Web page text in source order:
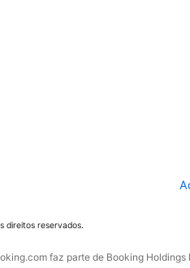
direitos reservados.
faz parte de Booking